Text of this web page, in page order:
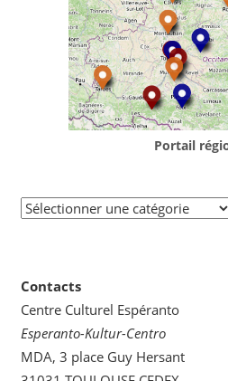
Portail
Sélectionner
Contacts
Centre Culturel Espéranto
Esperanto-Kultur-Centro
MDA, 3 place Guy Hersant